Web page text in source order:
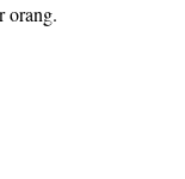
orang.